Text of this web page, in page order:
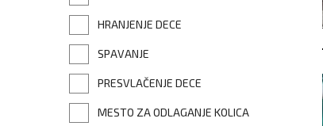
HRANJENJE DECE
SPAVANJE
PRESVLAČENJE DECE
MESTO ZA ODLAGANJE KOLICA